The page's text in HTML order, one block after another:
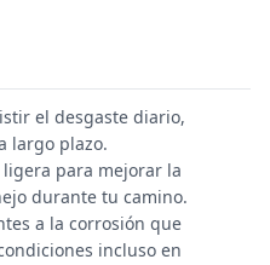
el desgaste diario,
largo plazo.
para mejorar la
durante tu camino.
a la corrosión que
incluso en